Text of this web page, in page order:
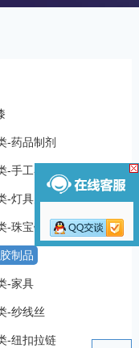
-药品制剂
-手工器械
-灯具空调
-珠宝钟表
制品
-家具
-纱线丝
-纽扣拉链